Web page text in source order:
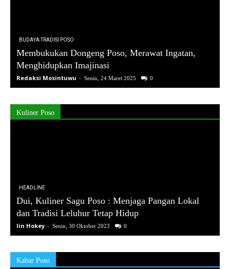
BUDAYA TRADISI POSO
Membukukan Dongeng Poso, Merawat Ingatan,
Menghidupkan Imajinasi
Redaksi Mosintuwu - Senin, 24 Maret 2025 0
Kuliner Poso
HEADLINE
Dui, Kuliner Sagu Poso : Menjaga Pangan Lokal
dan Tradisi Leluhur Tetap Hidup
Iin Hokey - Senin, 30 Oktober 2023 0
Kabar Poso